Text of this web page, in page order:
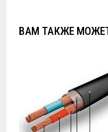
ВАМ ТАКЖЕ